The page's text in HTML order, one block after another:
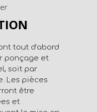
tout d’abord
ponçage et
soit par
Les pièces
être
et